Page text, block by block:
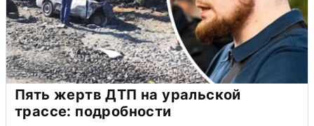
Пять жертв ДТП на уральской
трассе: подробности